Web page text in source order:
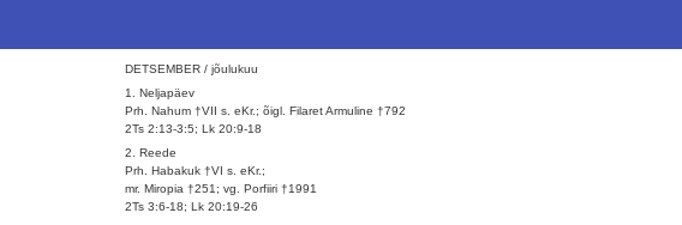
DETSEMBER / jõulukuu
1. Neljapäev
Prh. Nahum †VII s. eKr.; õigl. Filaret Armuline †792
2Ts 2:13-3:5; Lk 20:9-18
2. Reede
Prh. Habakuk †VI s. eKr.;
mr. Miropia †251; vg. Porfiiri †1991
2Ts 3:6-18; Lk 20:19-26